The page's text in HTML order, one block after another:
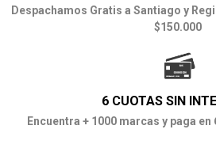
Despachamos Gratis a Santiago y
$150.000
6 CUOTAS SIN
Encuentra + 1000 marcas y paga